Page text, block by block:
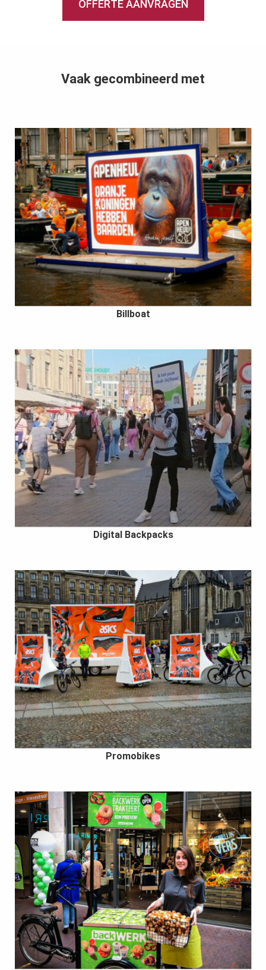
OFFERTE AANVRAGEN
Vaak gecombineerd met
Billboat
Digital Backpacks
Promobikes